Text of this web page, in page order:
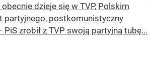
obecnie dzieje się w TVP, Polskim
partyjnego, postkomunistyczny
PiS zrobił z TVP swoją partyjną tubę...